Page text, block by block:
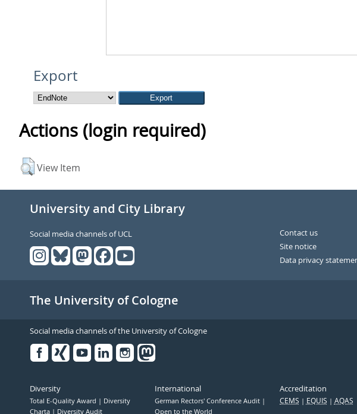
Export
Actions (login required)
View Item
University and City Library
Social media channels of UCL
Contact us
Site notice
Data privacy
The University of Cologne
Social media channels of the University of Cologne
Diversity
Total E-Quality Award
Diversity
Charta
Diversity Audit
International
German Rectors' Conference Audit
Open to the World
Accreditation
CEMS EQUIS AQAS